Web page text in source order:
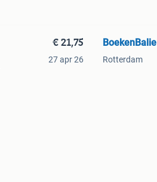
€ 21,75
27 apr 26
BoekenBalie
Rotterdam